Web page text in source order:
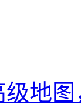
地